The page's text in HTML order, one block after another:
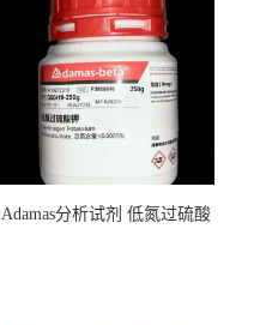
Adamas分析试剂 低氮过硫酸